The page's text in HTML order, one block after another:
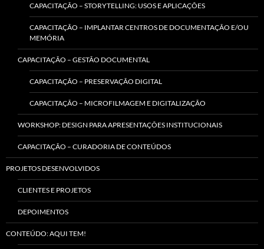
CAPACITAÇÃO – STORYTELLING: USOS E APLICAÇÕES
CAPACITAÇÃO – IMPLANTAR CENTROS DE DOCUMENTAÇÃO E/OU
MEMÓRIA
CAPACITAÇÃO – GESTÃO DOCUMENTAL
CAPACITAÇÃO – PRESERVAÇÃO DIGITAL
CAPACITAÇÃO – MICROFILMAGEM E DIGITALIZAÇÃO
WORKSHOP: DESIGN PARA APRESENTAÇÕES INSTITUCIONAIS
CAPACITAÇÃO – CURADORIA DE CONTEÚDOS
PROJETOS DESENVOLVIDOS
CLIENTES E PROJETOS
DEPOIMENTOS
CONTEÚDO: AQUI TEM!